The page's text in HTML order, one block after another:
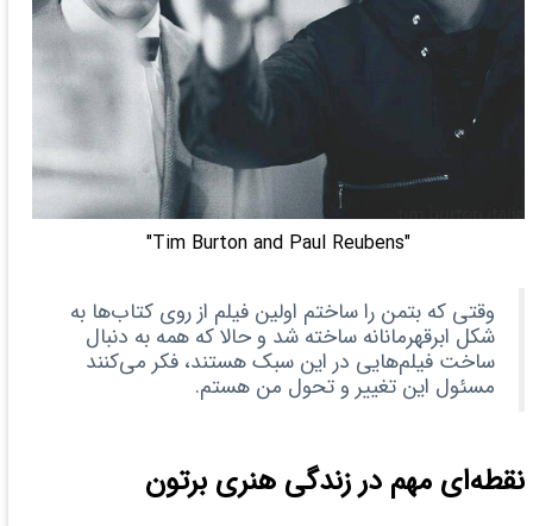
"Tim Burton and Paul Reubens"
وقتی که بتمن را ساختم اولین فیلم از روی کتاب‌ها به
شکل ابرقهرمانانه ساخته شد و حالا که همه به دنبال
ساخت فیلم‌هایی در این سبک هستند، فکر می‌کنند
مسئول این تغییر و تحول من هستم.
نقطه‌ای مهم در زندگی هنری برتون